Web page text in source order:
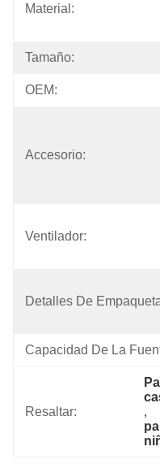
Material:
Tamaño:
OEM:
Accesorio:
Ventilador:
Detalles De
Capacidad De La
Resaltar:
,